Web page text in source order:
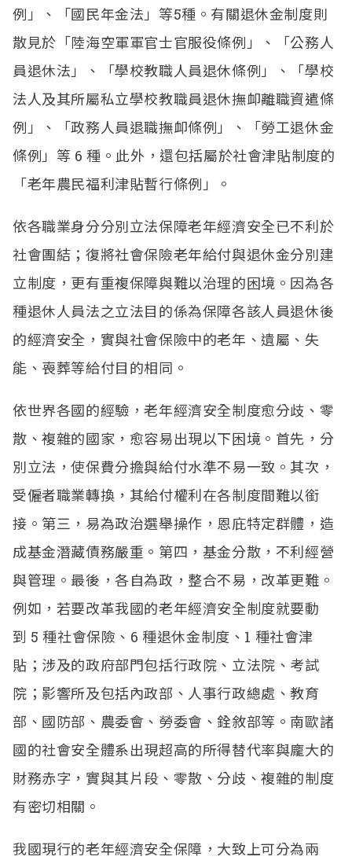
例」、「國民年金法」等5種。有關退休金制度則
散見於「陸海空軍軍官士官服役條例」、「公務人
員退休法」、「學校教職人員退休條例」、「學校
法人及其所屬私立學校教職員退休撫卹離職資遣條
例」、「政務人員退職撫卹條例」、「勞工退休金
條例」等 6種。此外，還包括屬於社會津貼制度的
「老年農民福利津貼暫行條例」。
依各職業身分分別立法保障老年經濟安全已不利於
社會團結；復將社會保險老年給付與退休金分別建
立制度，更有重複保障與難以治理的困境。因為各
種退休人員法之立法目的係為保障各該人員退休後
的經濟安全，實與社會保險中的老年、遺屬、失
能、喪葬等給付目的相同。
依世界各國的經驗，老年經濟安全制度愈分歧、零
散、複雜的國家，愈容易出現以下困境。首先，分
別立法，使保費分擔與給付水準不易一致。其次，
受僱者職業轉換，其給付權利在各制度間難以銜
接。第三，易為政治選舉操作，恩庇特定群體，造
成基金潛藏債務嚴重。第四，基金分散，不利經營
與管理。最後，各自為政，整合不易，改革更難。
例如，若要改革我國的老年經濟安全制度就要動
到 5種社會保險、 6種退休金制度、 1 種社會津
貼；涉及的政府部門包括行政院、立法院、考試
院；影響所及包括內政部、人事行政總處、教育
部、國防部、農委會、勞委會、銓敘部等。南歐諸
國的社會安全體系出現超高的所得替代率與龐大的
財務赤字，實與其片段、零散、分歧、複雜的制度
有密切相關。
我國現行的老年經濟安全保障，大致上可分為兩